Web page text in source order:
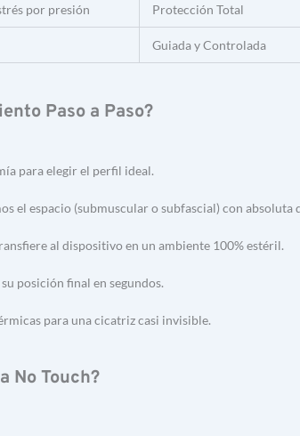
por presión Protección Total
Guiada y Controlada
Paso a Paso?
para elegir el perfil ideal.
el espacio (submuscular o subfascial) con absoluta
al dispositivo en un ambiente 100% estéril.
posición final en segundos.
para una cicatriz casi invisible.
No Touch?